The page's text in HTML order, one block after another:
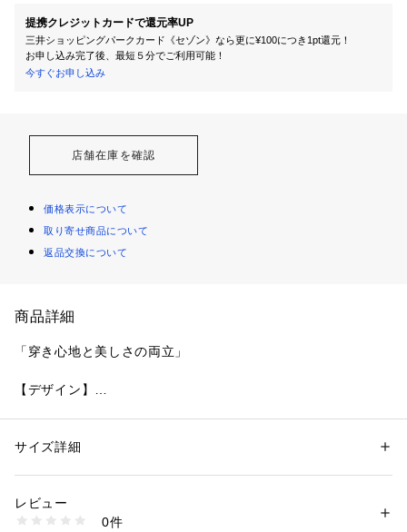
提携クレジットカードで還元率UP
三井ショッピングパークカード《セゾン》なら更に¥100につき1pt還元！
お申し込み完了後、最短５分でご利用可能！
今すぐお申し込み
店舗在庫を確認
価格表示について
取り寄せ商品について
返品交換について
商品詳細
「穿き心地と美しさの両立」
【デザイン】
穿き心地に徹底して拘った立体設計は、長時間着用でもストレ
トのおさまりも良く、ベルトバックルはピンループで固定し服
性別：メンズ
素材：綿98% ポリウレタン2%
商品番号：
P5R02566-- （ショップ）
サイズ詳細
レビュー
0件